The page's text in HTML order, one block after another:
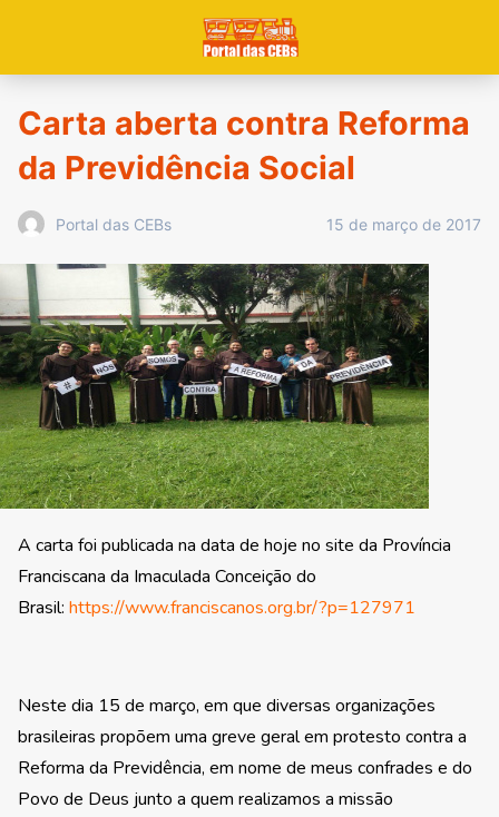
Carta aberta contra Reforma
da Previdência Social
Portal das CEBs 15 de março de 2017
A carta foi publicada na data de hoje no site da Província
Franciscana da Imaculada Conceição do
Brasil: https://www.franciscanos.org.br/?p=127971
Neste dia 15 de março, em que diversas organizações
brasileiras propõem uma greve geral em protesto contra a
Reforma da Previdência, em nome de meus confrades e do
Povo de Deus junto a quem realizamos a missão